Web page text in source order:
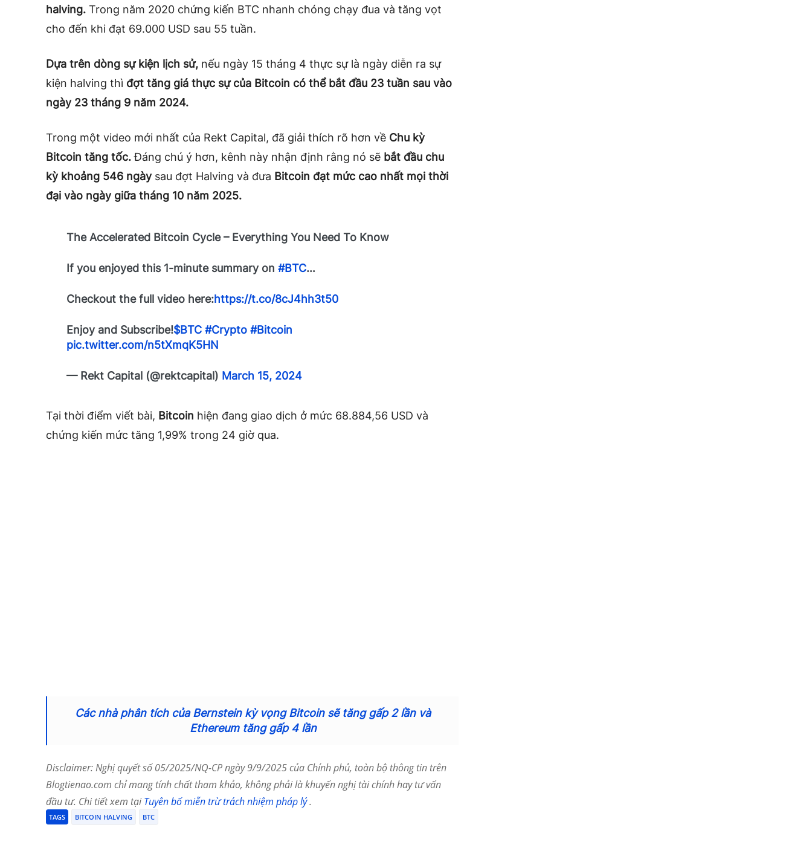
halving. Trong năm 2020 chứng kiến ​​​​BTC nhanh chóng chạy đua và tăng vọt
cho đến khi đạt 69.000 USD sau 55 tuần.
Dựa trên dòng sự kiện lịch sử, nếu ngày 15 tháng 4 thực sự là ngày diễn ra sự
kiện halving thì đợt tăng giá thực sự của Bitcoin có thể bắt đầu 23 tuần sau vào
ngày 23 tháng 9 năm 2024.
Trong một video mới nhất của Rekt Capital, đã giải thích rõ hơn về Chu kỳ
Bitcoin tăng tốc.Đáng chú ý hơn, kênh này nhận định rằng nó sẽ bắt đầu chu
kỳ khoảng 546 ngàysau đợt Halving và đưa Bitcoin đạt mức cao nhất mọi thời
đại vào ngày giữa tháng 10 năm 2025.
The Accelerated Bitcoin Cycle – Everything You Need To Know
If you enjoyed this 1-minute summary on#BTC…
Checkout the full video here:https://t.co/8cJ4hh3t50
Enjoy and Subscribe!$BTC #Crypto #Bitcoin
pic.twitter.com/n5tXmqK5HN
— Rekt Capital (@rektcapital) March 15, 2024
Tại thời điểm viết bài, Bitcoin hiện đang giao dịch ở mức 68.884,56 USD và
chứng kiến mức tăng 1,99% trong 24 giờ qua.
Các nhà phân tích của Bernstein kỳ vọng Bitcoin sẽ tăng gấp 2 lần và
Ethereum tăng gấp 4 lần
Disclaimer: Nghị quyết số 05/2025/NQ-CP ngày 9/9/2025 của Chính phủ, toàn bộ thông tin trên
Blogtienao.com chỉ mang tính chất tham khảo, không phải là khuyến nghị tài chính hay tư vấn
đầu tư. Chi tiết xem tạiTuyên bố miễn trừ trách nhiệm pháp lý.
TAGS BITCOIN HALVING BTC